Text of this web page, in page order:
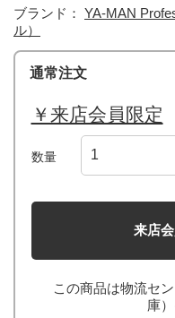
ブランド： YA-MAN
ル）
通常注文
￥来店会員限定
数量
来店
この商品は物流セ
庫